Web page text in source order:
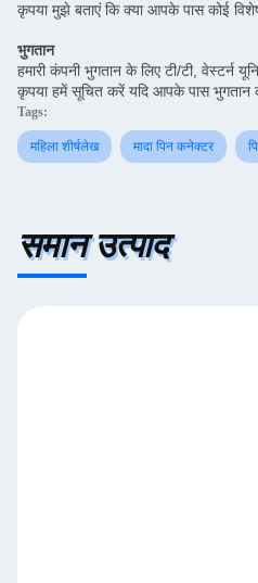
कृपया मुझे बताएं कि क्या आपके पास कोई
भुगतान
हमारी कंपनी भुगतान के लिए टी/टी, वेस्टर्न
कृपया हमें सूचित करें यदि आपके पास भुगतान
Tags:
महिला शीर्षलेख मादा पिन कनेक्टर
समान उत्पाद